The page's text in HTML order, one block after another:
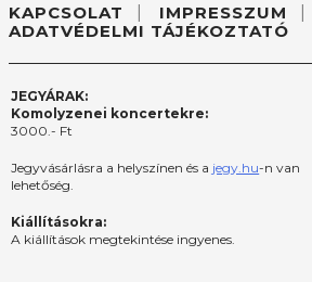
KAPCSOLAT IMPRESSZUM
ADATVÉDELMI TÁJÉKOZTATÓ
JEGYÁRAK:
Komolyzenei koncertekre:
3000.- Ft
Jegyvásárlásra a helyszínen és a jegy.hu-n van
lehetőség.
Kiállításokra:
A kiállítások megtekintése ingyenes.